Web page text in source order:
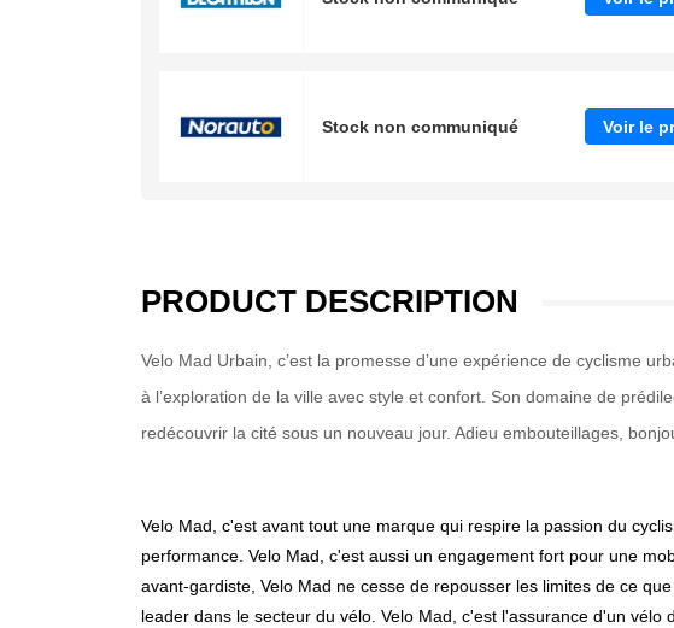
Stock non communiqué Voir le
PRODUCT DESCRIPTION
Velo Mad Urbain, c’est la promesse d’une expérience de cyclisme
à l’exploration de la ville avec style et confort. Son domaine de
redécouvrir la cité sous un nouveau jour. Adieu embouteillages,
Velo Mad, c'est avant tout une marque qui respire la passion du
performance. Velo Mad, c'est aussi un engagement fort pour une
avant-gardiste, Velo Mad ne cesse de repousser les limites de ce
leader dans le secteur du vélo. Velo Mad, c'est l'assurance d'un